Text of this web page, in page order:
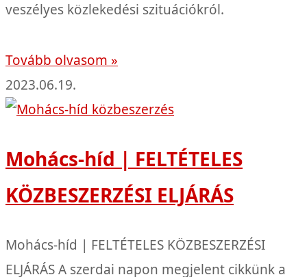
veszélyes közlekedési szituációkról.
Tovább olvasom »
2023.06.19.
Mohács-híd | FELTÉTELES
KÖZBESZERZÉSI ELJÁRÁS
Mohács-híd | FELTÉTELES KÖZBESZERZÉSI
ELJÁRÁS A szerdai napon megjelent cikkünk a